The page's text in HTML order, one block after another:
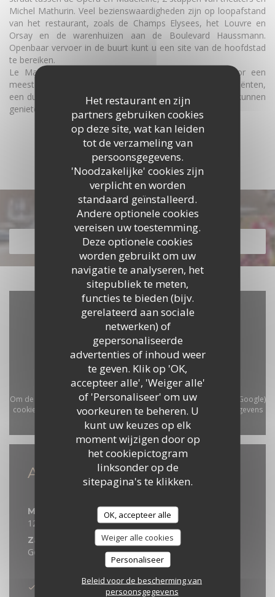
Het restaurant en zijn
partners gebruiken cookies
op deze site, wat kan leiden
tot de verzameling van
persoonsgegevens.
'Noodzakelijke' cookies zijn
verplicht en worden
standaard geïnstalleerd.
Andere optionele cookies
vereisen uw toestemming.
Deze optionele cookies
worden gebruikt om uw
navigatie te analyseren, het
sitepubliek te meten,
functies te bieden (bijv.
gerelateerd aan sociale
netwerken) of
gepersonaliseerde
advertenties of inhoud weer
te geven. Klik op 'OK,
accepteer alle', 'Weiger alle'
of 'Personaliseer' om uw
voorkeuren te beheren. U
kunt uw keuzes op elk
moment wijzigen door op
het cookiepictogram
linksonder op de
sitepagina's te klikken.
OK, accepteer alle
Weiger alle cookies
Personaliseer
Beleid voor de bescherming van
persoonsgegevens
Michel Mathurin. Veel bezienswaardigheden zijn op loopafstand
van het restaurant, zoals de Champs Elysees, het Louvre en
Orsay en de warenhuizen aan de Boulevard Haussmann.
Openbaar vervoer in de buurt kunt u een site van de hoofdstad
te bereiken.
Le Madeleine C biedt Franse gerechten gemaakt door een
meester restaurateur, zelfgemaakte met verse ingrediënten,
een dubbele garantie van kwaliteit voor klanten die ook kunnen
genieten bijgerechten en desserts van 100% naar huis.
ONTDEK HET GEBIED
Ontdek ons menu
ONTDEK ONS MENU
Om de interactieve Waze-kaart weer te geven, moet u Waze Map (Google)
cookies accepteren. Deze cookies kunnen navigatie- en locatiegegevens
verzamelen.
Toestaan
Algemene informatie
Openingstijden
Maa
12:00 - 13:15 19:00 - 20:00
Zat
Gesloten
Betaalmethoden
Paiement Sans ContactPaiement Sans Contact